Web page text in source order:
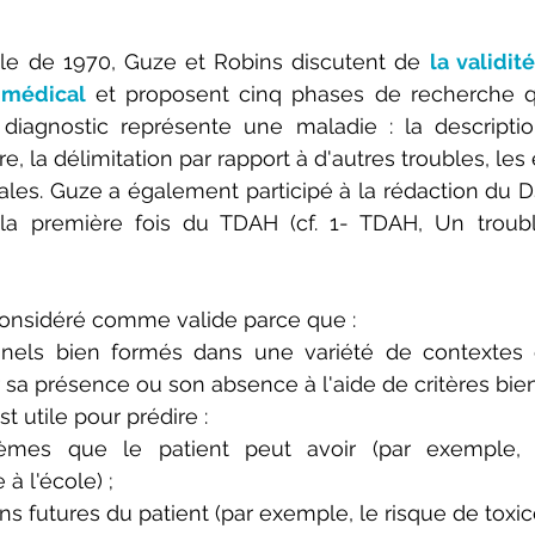
de 1970, Guze et Robins discutent de la
et proposent cinq phases de recherche
représente une maladie : la
la délimitation par rapport à d'autres troubles, les
Guze a également participé à la rédaction du
première fois du TDAH (cf. 1- TDAH, Un
comme valide parce que :
bien formés dans une variété de
présence ou son absence à l'aide de critères
utile pour prédire :
que le patient peut avoir (par exemple,
à l'école) ;
futures du patient (par exemple, le risque de